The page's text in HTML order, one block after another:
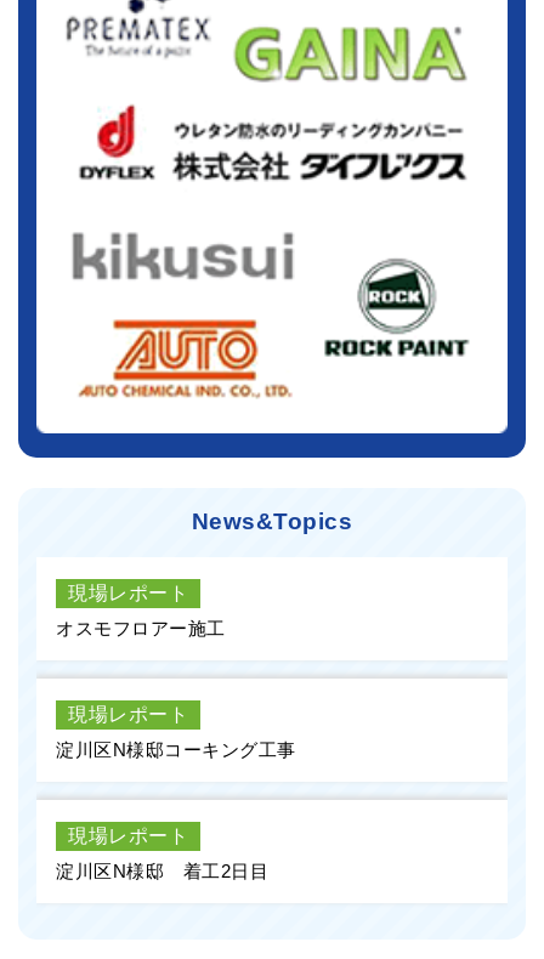
News&Topics
現場レポート
オスモフロアー施工
現場レポート
淀川区N様邸コーキング工事
現場レポート
淀川区N様邸 着工2日目